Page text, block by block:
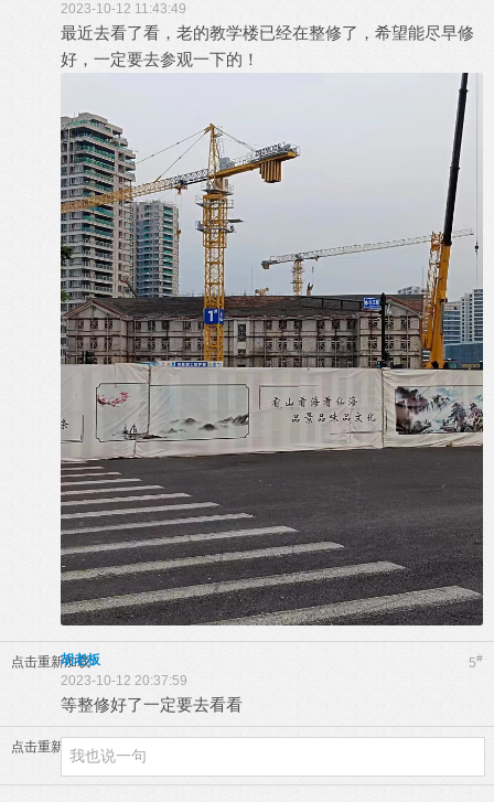
2023-10-12 11:43:49
最近去看了看，老的教学楼已经在整修了，希望能尽早修
好，一定要去参观一下的！
点击重新加载 5#
胡老板
2023-10-12 20:37:59
等整修好了一定要去看看
点击重新加载